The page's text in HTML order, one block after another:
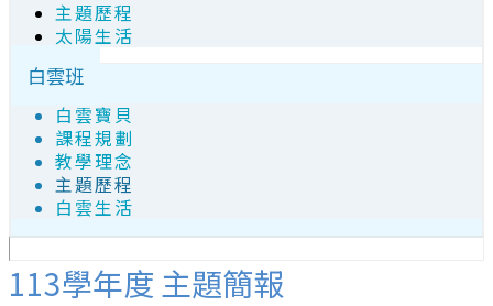
主題歷程
太陽生活
白雲班
白雲寶貝
課程規劃
教學理念
主題歷程
白雲生活
113學年度 主題簡報